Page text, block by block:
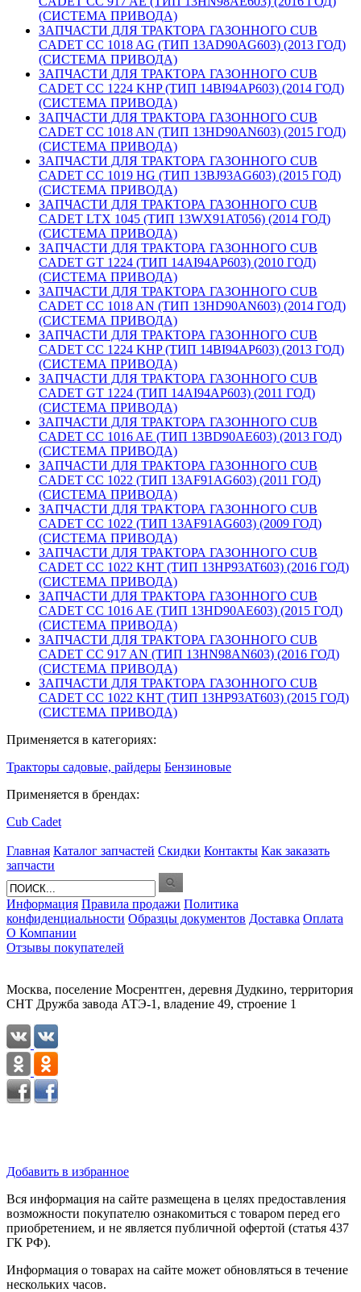
(СИСТЕМА ПРИВОДА)
ЗАПЧАСТИ ДЛЯ ТРАКТОРА ГАЗОННОГО CUB
CADET CC 1018 AG (ТИП 13AD90AG603) (2013 ГОД)
(СИСТЕМА ПРИВОДА)
ЗАПЧАСТИ ДЛЯ ТРАКТОРА ГАЗОННОГО CUB
CADET CC 1224 KHP (ТИП 14BI94AP603) (2014 ГОД)
(СИСТЕМА ПРИВОДА)
ЗАПЧАСТИ ДЛЯ ТРАКТОРА ГАЗОННОГО CUB
CADET CC 1018 AN (ТИП 13HD90AN603) (2015 ГОД)
(СИСТЕМА ПРИВОДА)
ЗАПЧАСТИ ДЛЯ ТРАКТОРА ГАЗОННОГО CUB
CADET CC 1019 HG (ТИП 13BJ93AG603) (2015 ГОД)
(СИСТЕМА ПРИВОДА)
ЗАПЧАСТИ ДЛЯ ТРАКТОРА ГАЗОННОГО CUB
CADET LTX 1045 (ТИП 13WX91AT056) (2014 ГОД)
(СИСТЕМА ПРИВОДА)
ЗАПЧАСТИ ДЛЯ ТРАКТОРА ГАЗОННОГО CUB
CADET GT 1224 (ТИП 14AI94AP603) (2010 ГОД)
(СИСТЕМА ПРИВОДА)
ЗАПЧАСТИ ДЛЯ ТРАКТОРА ГАЗОННОГО CUB
CADET CC 1018 AN (ТИП 13HD90AN603) (2014 ГОД)
(СИСТЕМА ПРИВОДА)
ЗАПЧАСТИ ДЛЯ ТРАКТОРА ГАЗОННОГО CUB
CADET CC 1224 KHP (ТИП 14BI94AP603) (2013 ГОД)
(СИСТЕМА ПРИВОДА)
ЗАПЧАСТИ ДЛЯ ТРАКТОРА ГАЗОННОГО CUB
CADET GT 1224 (ТИП 14AI94AP603) (2011 ГОД)
(СИСТЕМА ПРИВОДА)
ЗАПЧАСТИ ДЛЯ ТРАКТОРА ГАЗОННОГО CUB
CADET CC 1016 AE (ТИП 13BD90AE603) (2013 ГОД)
(СИСТЕМА ПРИВОДА)
ЗАПЧАСТИ ДЛЯ ТРАКТОРА ГАЗОННОГО CUB
CADET CC 1022 (ТИП 13AF91AG603) (2011 ГОД)
(СИСТЕМА ПРИВОДА)
ЗАПЧАСТИ ДЛЯ ТРАКТОРА ГАЗОННОГО CUB
CADET CC 1022 (ТИП 13AF91AG603) (2009 ГОД)
(СИСТЕМА ПРИВОДА)
ЗАПЧАСТИ ДЛЯ ТРАКТОРА ГАЗОННОГО CUB
CADET CC 1022 KHT (ТИП 13HP93AT603) (2016 ГОД)
(СИСТЕМА ПРИВОДА)
ЗАПЧАСТИ ДЛЯ ТРАКТОРА ГАЗОННОГО CUB
CADET CC 1016 AE (ТИП 13HD90AE603) (2015 ГОД)
(СИСТЕМА ПРИВОДА)
ЗАПЧАСТИ ДЛЯ ТРАКТОРА ГАЗОННОГО CUB
CADET CC 917 AN (ТИП 13HN98AN603) (2016 ГОД)
(СИСТЕМА ПРИВОДА)
ЗАПЧАСТИ ДЛЯ ТРАКТОРА ГАЗОННОГО CUB
CADET CC 1022 KHT (ТИП 13HP93AT603) (2015 ГОД)
(СИСТЕМА ПРИВОДА)
Применяется в категориях:
Тракторы садовые, райдеры Бензиновые
Применяется в брендах:
Cub Cadet
Главная Каталог запчастей Скидки Контакты Как заказать
запчасти
Информация Правила продажи Политика
конфиденциальности Образцы документов Доставка Оплата
О Компании
Отзывы покупателей
Москва, поселение Мосрентген, деревня Дудкино, территория
СНТ Дружба завода АТЭ-1, владение 49, строение 1
Добавить в избранное
Вся информация на сайте размещена в целях предоставления
возможности покупателю ознакомиться с товаром перед его
приобретением, и не является публичной офертой (статья 437
ГК РФ).
Информация о товарах на сайте может обновляться в течение
нескольких часов.